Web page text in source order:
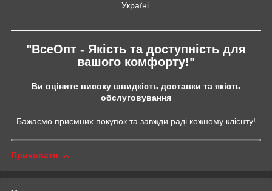
Україні.
"ВсеОпт - Якість та доступність для
вашого комфорту!"
Ви оціните високу швидкість доставки та якість
обслуговування
Бажаємо приємних покупок та завжди раді кожному клієнту!
Приховати